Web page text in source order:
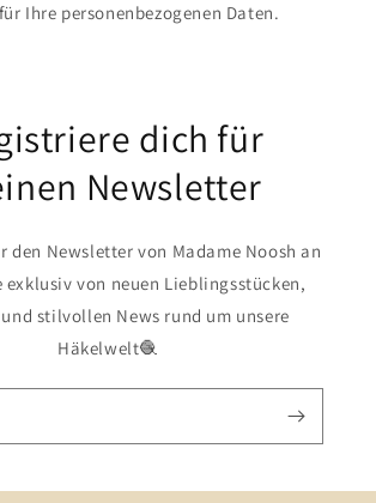
Ihre personenbezogenen Daten.
dich für
Newsletter
den Newsletter von Madame Noosh an
exklusiv von neuen Lieblingsstücken,
stilvollen News rund um unsere
Häkelwelt🧶